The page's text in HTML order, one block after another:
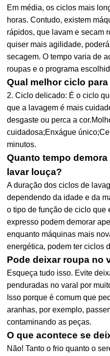
Em média, os ciclos mais
horas. Contudo, existem
rápidos, que lavam e secam
quiser mais agilidade,
secagem. O tempo varia de
roupas e o programa
Qual melhor ciclo
2. Ciclo delicado: É o ciclo
que a lavagem é mais
desgaste ou perca a
cuidadosa;Enxágue
minutos.
Quanto tempo
lavar louça?
A duração dos ciclos de
dependendo da idade e da
o tipo de função de ciclo que
expresso podem demorar
enquanto máquinas mais
energética, podem ter ciclos
Pode deixar roupa no
Esqueça tudo isso. Evite
penduradas no varal por
Isso porque é comum que
aranhas, por exemplo,
contaminando as peças.
O que acontece se
Não! Tanto o frio quanto o